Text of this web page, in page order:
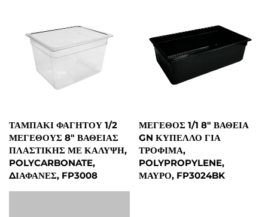
ΤΑΜΠΆΚΙ ΦΑΓΗΤΟΎ 1/2
ΜΕΓΈΘΟΥΣ 8" ΒΑΘΕΙΆΣ
ΠΛΑΣΤΙΚΉΣ ΜΕ ΚΆΛΥΨΗ,
POLYCARBONATE,
ΔΙΑΦΑΝΈΣ, FP3008
ΜΈΓΕΘΟΣ 1/1 8" ΒΑΘΕΊΑ
GN ΚΎΠΕΛΛΟ ΓΙΑ
ΤΡΌΦΙΜΑ,
POLYPROPYLENE,
ΜΑΎΡΟ, FP3024BK